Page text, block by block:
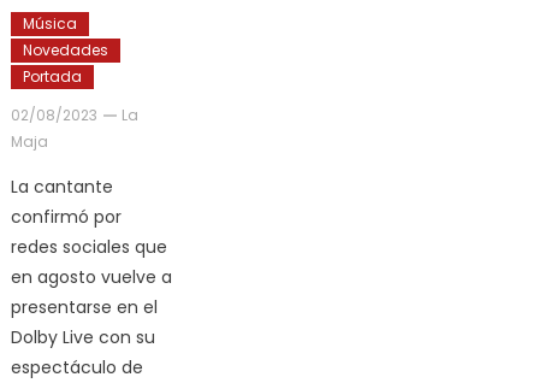
Música
Novedades
Portada
02/08/2023
La
Maja
La cantante
confirmó por
redes sociales que
en agosto vuelve a
presentarse en el
Dolby Live con su
espectáculo de